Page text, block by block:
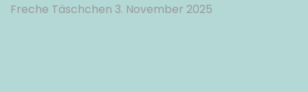
Freche Täschchen 3. November 2025